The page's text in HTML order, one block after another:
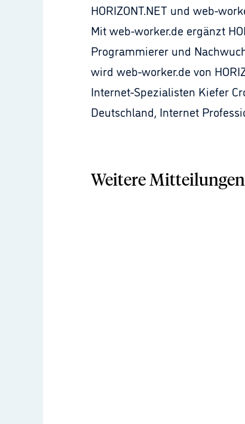
HORIZONT.NET und web-
Mit web-worker.de ergänzt
Programmierer und
wird web-worker.de von
Internet-Spezialisten Kiefer
Deutschland, Internet
Weitere Mitteilungen